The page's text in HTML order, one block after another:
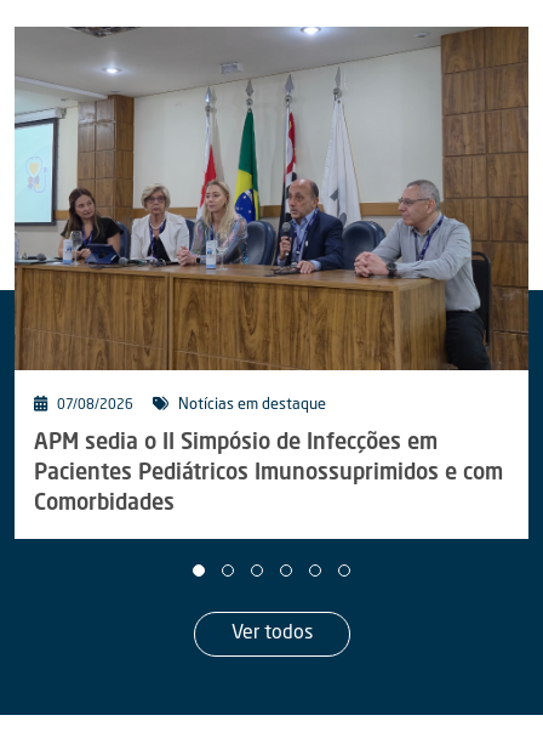
07/08/2026 Notícias em destaque
APM sedia o II Simpósio de Infecções em
Pacientes Pediátricos Imunossuprimidos e com
Comorbidades
Ver todos